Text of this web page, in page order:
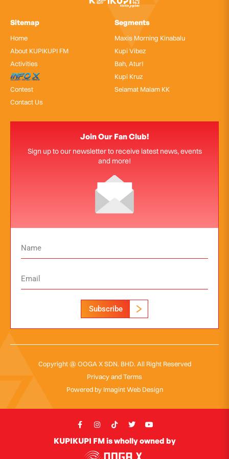
Sitemap
Home
About KUPIKUPI FM
Activities
InfoX
Contest
Contact Us
Segments
Maxis Morning Kinabalu
Kupi Vibez
Bah, Atur!
Kupi Kruz
Selamat Malam KK
Join Our Fan Club!
Sign up to our newsletter to receive latest news, events
and more!
Subscribe
Copyright @ OOGA X SDN. BHD. All Right Reserved
Privacy and Terms
Powered by Imagint Web Design
KUPIKUPI FM is wholly owned by